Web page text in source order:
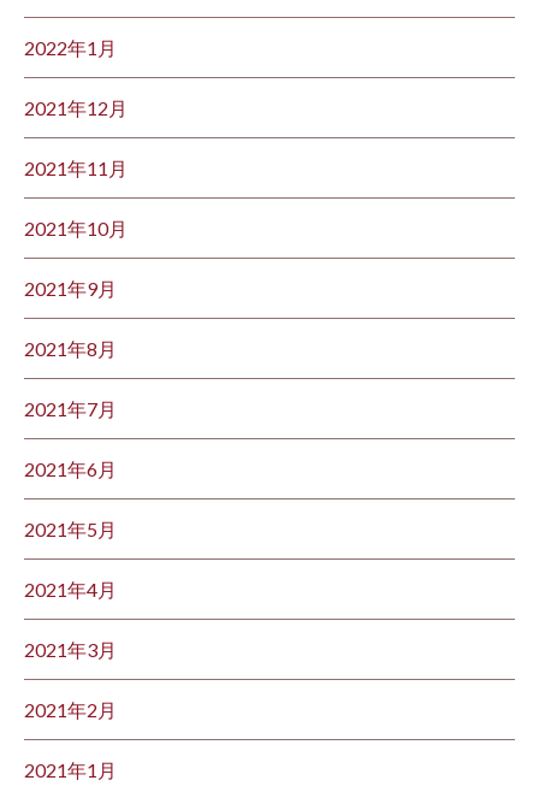
2022年1月
2021年12月
2021年11月
2021年10月
2021年9月
2021年8月
2021年7月
2021年6月
2021年5月
2021年4月
2021年3月
2021年2月
2021年1月